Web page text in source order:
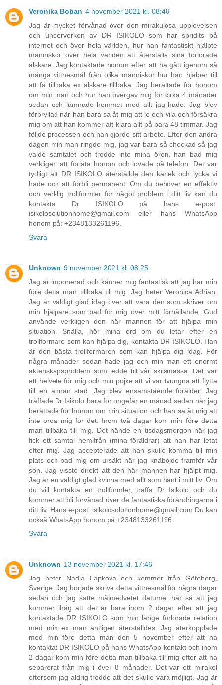
Veronika Boban 4 november 2021 kl. 08:48
Jag är mycket förvånad över den mirakulösa upplevelsen
och underverken av DR ISIKOLO som har spridits på
internet och över hela världen, hur han fantastiskt hjälpte
människor över hela världen att återställa sina förlorade
älskare. Jag kontaktade honom efter att ha gått igenom så
många vittnesmål från olika människor hur han hjälper till
att få tillbaka ex älskare tillbaka. Jag berättade för honom
om min man och hur han övergav mig för cirka 4 månader
sedan och lämnade hemmet med allt jag hade. Jag blev
förbryllad när han bara sa åt mig att le och vila och försäkra
mig om att han kommer att klara allt på bara 48 timmar. Jag
följde processen och han gjorde sitt arbete. Efter den andra
dagen min man ringde mig, jag var bara så chockad så jag
valde samtalet och trodde inte mina öron. han bad mig
verkligen att förlåta honom och lovade på telefon. Det var
tydligt att DR ISIKOLO återställde den kärlek och lycka vi
hade och att förbli permanent. Om du behöver en effektiv
och verklig trollformler för något problem i ditt liv kan du
kontakta Dr ISIKOLO på hans e-post:
isikolosolutionhome@gmail.com eller hans WhatsApp
honom på: +2348133261196.
Svara
Unknown 9 november 2021 kl. 08:25
Jag är imponerad och känner mig fantastisk att jag har min
före detta man tillbaka till mig. Jag heter Veronica Adrian.
Jag är väldigt glad idag över att vara den som skriver om
min hjälpare som bad för mig över mitt förhållande. Gud
använde verkligen den här mannen för att hjälpa min
situation. Snälla, hör mina ord om du letar efter en
trollformare som kan hjälpa dig, kontakta DR ISIKOLO. Han
är den bästa trollformaren som kan hjälpa dig idag. För
några månader sedan hade jag och min man ett enormt
äktenskapsproblem som ledde till vår skilsmässa. Det var
ett helvete för mig och min pojke att vi var tvungna att flytta
till en annan stad. Jag blev ensamstående förälder. Jag
träffade Dr Isikolo bara för ungefär en månad sedan när jag
berättade för honom om min situation och han sa åt mig att
inte oroa mig för det. Inom två dagar kom min före detta
man tillbaka till mig. Det hände en tisdagsmorgon när jag
fick ett samtal hemifrån (mina föräldrar) att han har letat
efter mig. Jag accepterade att han skulle komma till min
plats och bad mig om ursäkt när jag knäböjde framför vår
son. Jag visste direkt att den här mannen har hjälpt mig.
Jag är en väldigt glad kvinna med allt som hänt i mitt liv. Om
du vill kontakta en trollformler, träffa Dr Isikolo och du
kommer att bli förvånad över de fantastiska förändringarna i
ditt liv. Hans e-post: isikolosolutionhome@gmail.com Du kan
också WhatsApp honom på +2348133261196.
Svara
Unknown 13 november 2021 kl. 17:46
Jag heter Nadia Lapkova och kommer från Göteborg,
Sverige. Jag började skriva detta vittnesmål för några dagar
sedan och jag satte målmedvetet datumet här så att jag
kommer ihåg att det är bara inom 2 dagar efter att jag
kontaktade DR ISIKOLO som min länge förlorade relation
med min ex man äntligen återställdes. Jag återkopplade
med min före detta man den 5 november efter att ha
kontaktat DR ISIKOLO på hans WhatsApp-kontakt och inom
2 dagar kom min före detta man tillbaka till mig efter att ha
separerat från mig i över 8 månader. Det var ett mirakel
eftersom jag aldrig trodde att det skulle vara möjligt. Jag är